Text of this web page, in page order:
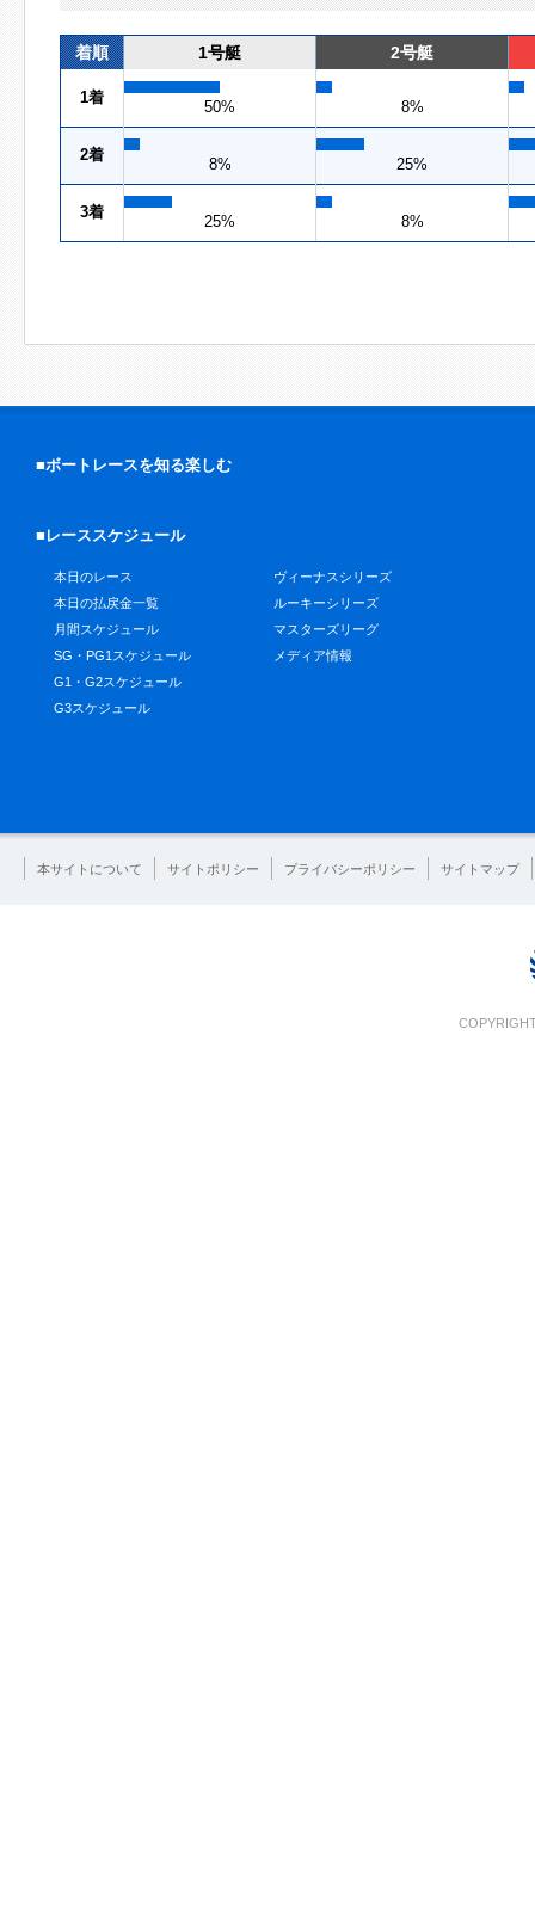
着順 1号艇 2号艇
1着
50% 8%
2着
8% 25%
3着
25% 8%
■ボートレースを知る楽しむ
■レーススケジュール
本日のレース
本日の払戻金一覧
月間スケジュール
SG・PG1スケジュール
G1・G2スケジュール
G3スケジュール
ヴィーナスシリーズ
ルーキーシリーズ
マスターズリーグ
メディア情報
本サイトについて サイトポリシー プライバシーポリシー サイトマップ